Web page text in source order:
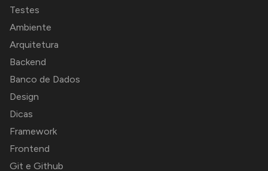
Testes
Ambiente
Arquitetura
Backend
Banco de Dados
Design
Dicas
Framework
Frontend
Git e Github